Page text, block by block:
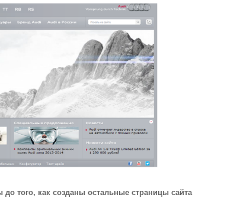
того, как созданы остальные страницы сайта